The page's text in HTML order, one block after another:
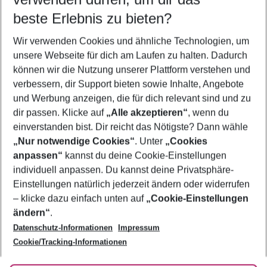
Last Minute Mastichari
Urlaub Mastichari
Flug & Hotel Mastichari
Frübucher Angebote Mastichari für 2026
Pauschalreisen Mastichari
Footer
Footer navigation
Über uns
AGB
Bestpreisgarantie
Cookie-Einstellungen ändern
Cookie-Richtlinie
Agenturbetreuung
Barrierefreies Reisen
Folge uns
beste Erlebnis zu bieten?
Wir verwenden Cookies und ähnliche Technologien, um
unsere Webseite für dich am Laufen zu halten. Dadurch
können wir die Nutzung unserer Plattform verstehen und
verbessern, dir Support bieten sowie Inhalte, Angebote
und Werbung anzeigen, die für dich relevant sind und zu
dir passen. Klicke auf „Alle akzeptieren“, wenn du
einverstanden bist. Dir reicht das Nötigste? Dann wähle
„Nur notwendige Cookies“. Unter „Cookies
anpassen“ kannst du deine Cookie-Einstellungen
individuell anpassen. Du kannst deine Privatsphäre-
Einstellungen natürlich jederzeit ändern oder widerrufen
– klicke dazu einfach unten auf „Cookie-Einstellungen
ändern“.
Datenschutz-Informationen
Impressum
Cookie/Tracking-Informationen